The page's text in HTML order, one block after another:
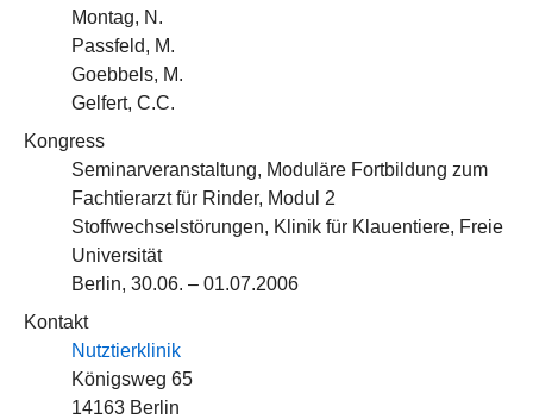
Montag, N.
Passfeld, M.
Goebbels, M.
Gelfert, C.C.
Kongress
Seminarveranstaltung, Moduläre Fortbildung zum
Fachtierarzt für Rinder, Modul 2
Stoffwechselstörungen, Klinik für Klauentiere, Freie
Universität
Berlin, 30.06. – 01.07.2006
Kontakt
Nutztierklinik
Königsweg 65
14163 Berlin